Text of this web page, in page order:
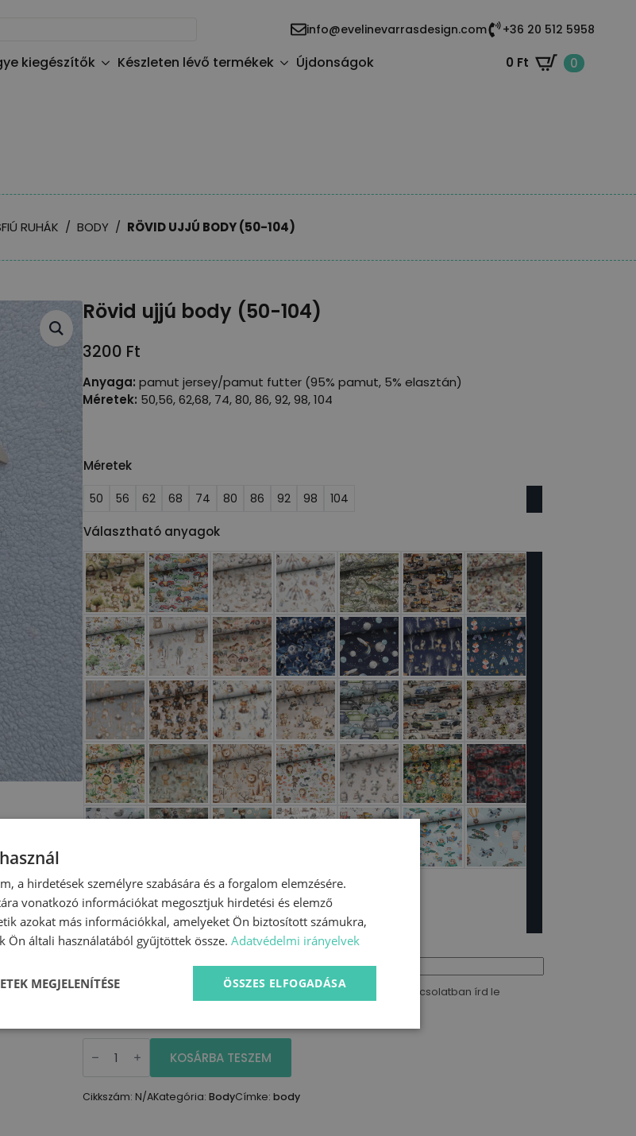
info@evelinevarrasdesign.com +36 20 512 5958
kiegészítők Készleten lévő termékek Újdonságok 0 Ft 0
RUHÁK BODY RÖVID UJJÚ BODY (50-104)
Rövid ujjú body (50-104)
3200 Ft
Anyaga: pamut jersey/pamut futter (95% pamut, 5% elasztán)
Méretek: 50,56, 62,68, 74, 80, 86, 92, 98, 104
Méretek
50 56 62 68 74 80 86 92 98 104
Választható anyagok
Termékkel kapcsolatos megjegyzés
Módosítást vagy bármilyen változtatást szeretnél a termékkel kapcsolatban írd le
ujjú
104)
mennyiség
KOSÁRBA TESZEM
Cikkszám: N/AKategória: BodyCímke: body
a hirdetések személyre szabására és a forgalom elemzésére.
vonatkozó információkat megosztjuk hirdetési és elemző
azokat más információkkal, amelyeket Ön biztosított számukra,
Ön általi használatából gyűjtöttek össze. Adatvédelmi irányelvek
ÖSSZES ELFOGADÁSA
MEGJELENÍTÉSE